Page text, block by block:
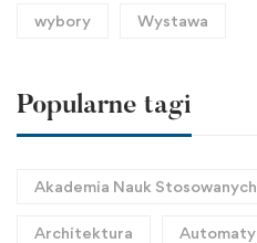
wybory Wystawa
Popularne tagi
Akademia Nauk
Architektura